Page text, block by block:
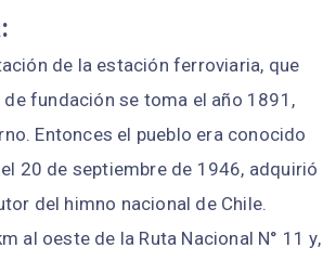
de la estación ferroviaria, que
fundación se toma el año 1891,
Entonces el pueblo era conocido
20 de septiembre de 1946, adquirió
del himno nacional de Chile.
al oeste de la Ruta Nacional N° 11 y,